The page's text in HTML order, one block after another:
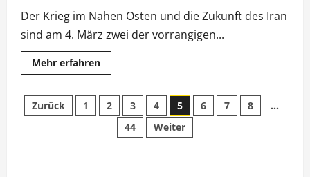
Der Krieg im Nahen Osten und die Zukunft des Iran
sind am 4. März zwei der vorrangigen...
Mehr erfahrenMehr
Informationen
Amiri
und
Laschet
Zukunft
Seitennummerierung
Zurück 1 2 3 4 5 6 7 8
…
44
Weiter